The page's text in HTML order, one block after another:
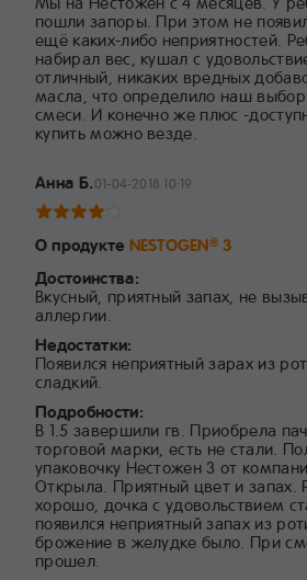
пошли запоры. При этом не
ещё каких-либо неприятностей.
набирал вес, кушал с
отличный, никаких вредных
масла, что определило наш выбор
смеси. И конечно же плюс -
купить можно везде.
Анна Б.01-04-2018 10:19
О продукте NESTOGEN®3
Достоинства:
Вкусный, приятный запах, не
аллергии.
Недостатки:
Появился неприятный зарах из
сладкий.
Подробности:
В 1.5 завершили гв. Приобрела
торговой марки, есть не стали.
упаковочку Нестожен 3 от
Открыла. Приятный цвет и запах.
хорошо, дочка с удовольствием
появился неприятный запах из
брожение в желудке было. При
прошел.